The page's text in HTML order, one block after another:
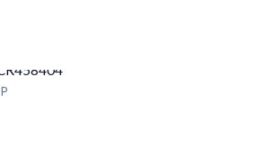
MISMO 10216-BBI USAR F0450